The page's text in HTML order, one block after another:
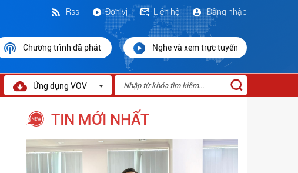
Đăng nhập
Liên hệ
Đơn vị
Rss
Chương trình đã phát Nghe và xem trực tuyến
Ứng dụng VOV
TIN MỚI NHẤT